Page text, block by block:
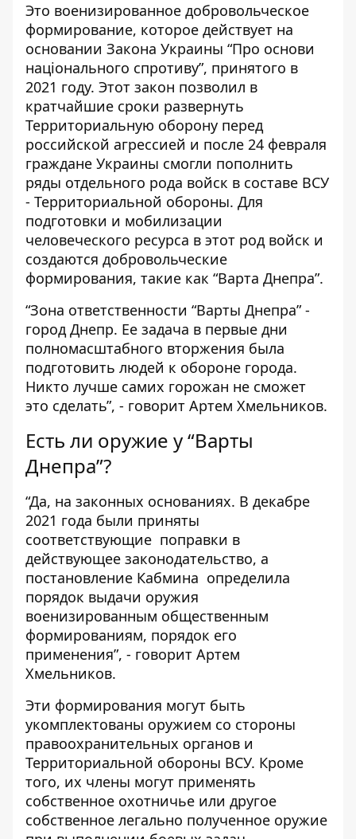
Это военизированное добровольческое
формирование, которое действует на
основании Закона Украины “Про основи
національного спротиву”, принятого в
2021 году. Этот закон позволил в
кратчайшие сроки развернуть
Территориальную оборону перед
российской агрессией и после 24 февраля
граждане Украины смогли пополнить
ряды отдельного рода войск в составе ВСУ
- Территориальной обороны. Для
подготовки и мобилизации
человеческого ресурса в этот род войск и
создаются добровольческие
формирования, такие как “Варта Днепра”.
“Зона ответственности “Варты Днепра” -
город Днепр. Ее задача в первые дни
полномасштабного вторжения была
подготовить людей к обороне города.
Никто лучше самих горожан не сможет
это сделать”, - говорит Артем Хмельников.
Есть ли оружие у “Варты
Днепра”?
“Да, на законных основаниях. В декабре
2021 года были приняты
соответствующие поправки в
действующее законодательство, а
постановление Кабмина определила
порядок выдачи оружия
военизированным общественным
формированиям, порядок его
применения”, - говорит Артем
Хмельников.
Эти формирования могут быть
укомплектованы оружием со стороны
правоохранительных органов и
Территориальной обороны ВСУ. Кроме
того, их члены могут применять
собственное охотничье или другое
собственное легально полученное оружие